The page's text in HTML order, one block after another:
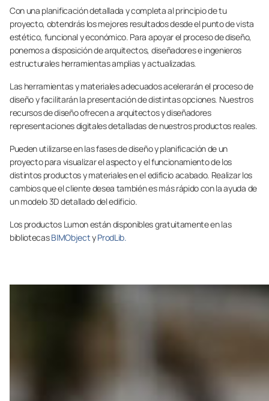
Con una planificación detallada y completa al principio de tu
proyecto, obtendrás los mejores resultados desde el punto de vista
estético, funcional y económico. Para apoyar el proceso de diseño,
ponemos a disposición de arquitectos, diseñadores e ingenieros
estructurales herramientas amplias y actualizadas.
Las herramientas y materiales adecuados acelerarán el proceso de
diseño y facilitarán la presentación de distintas opciones. Nuestros
recursos de diseño ofrecen a arquitectos y diseñadores
representaciones digitales detalladas de nuestros productos reales.
Pueden utilizarse en las fases de diseño y planificación de un
proyecto para visualizar el aspecto y el funcionamiento de los
distintos productos y materiales en el edificio acabado. Realizar los
cambios que el cliente desea también es más rápido con la ayuda de
un modelo 3D detallado del edificio.
Los productos Lumon están disponibles gratuitamente en las
bibliotecasBIMObjectyProdLib.